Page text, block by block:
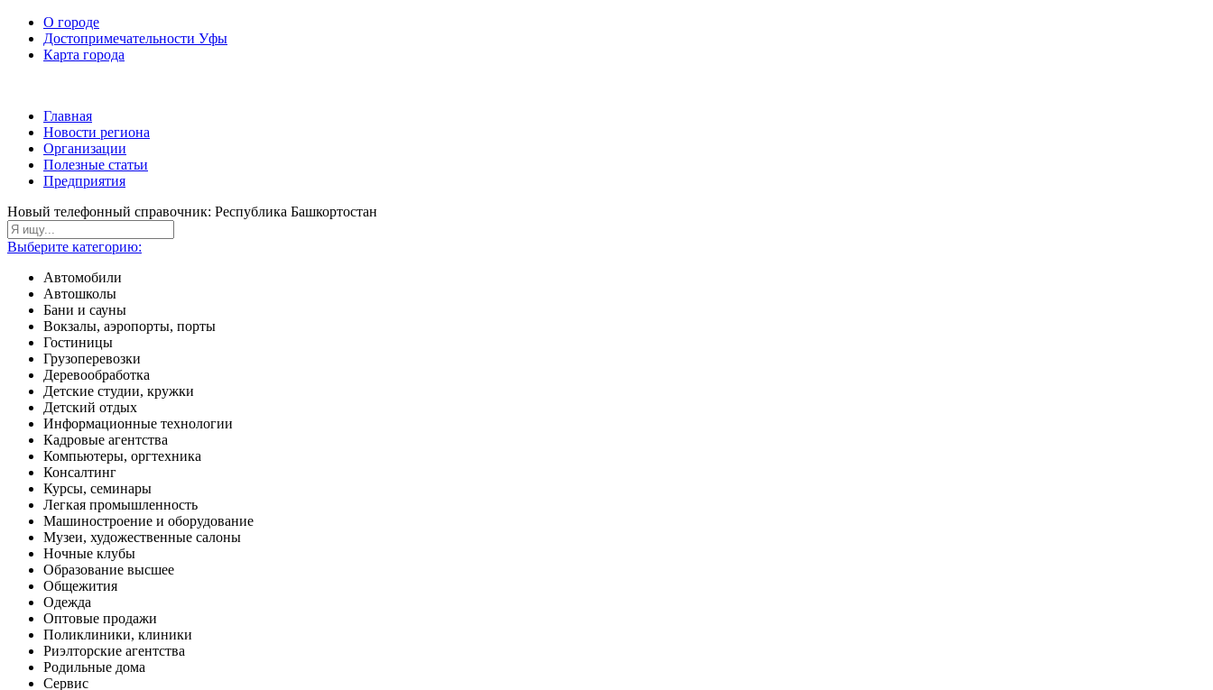
О городе
Достопримечательности Уфы
Карта города
Главная
Новости региона
Организации
Полезные статьи
Предприятия
Новый телефонный справочник: Республика Башкортостан
Выберите категорию:
Автомобили
Автошколы
Бани и сауны
Вокзалы, аэропорты, порты
Гостиницы
Грузоперевозки
Деревообработка
Детские студии, кружки
Детский отдых
Информационные технологии
Кадровые агентства
Компьютеры, оргтехника
Консалтинг
Курсы, семинары
Легкая промышленность
Машиностроение и оборудование
Музеи, художественные салоны
Ночные клубы
Образование высшее
Общежития
Одежда
Оптовые продажи
Поликлиники, клиники
Риэлторские агентства
Родильные дома
Сервис